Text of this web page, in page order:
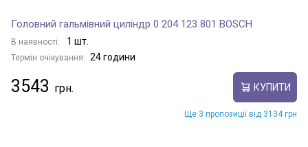
Головний гальмівний циліндр 0 204 123 801 BOSCH
В наявності: 1 шт.
Термін очікування: 24 години
3543 КУПИТИ
Ще 3 пропозиції від 3134 грн